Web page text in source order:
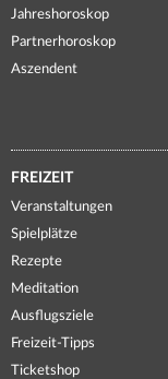
Jahreshoroskop
Partnerhoroskop
Aszendent
FREIZEIT
Veranstaltungen
Spielplätze
Rezepte
Meditation
Ausflugsziele
Freizeit-Tipps
Ticketshop